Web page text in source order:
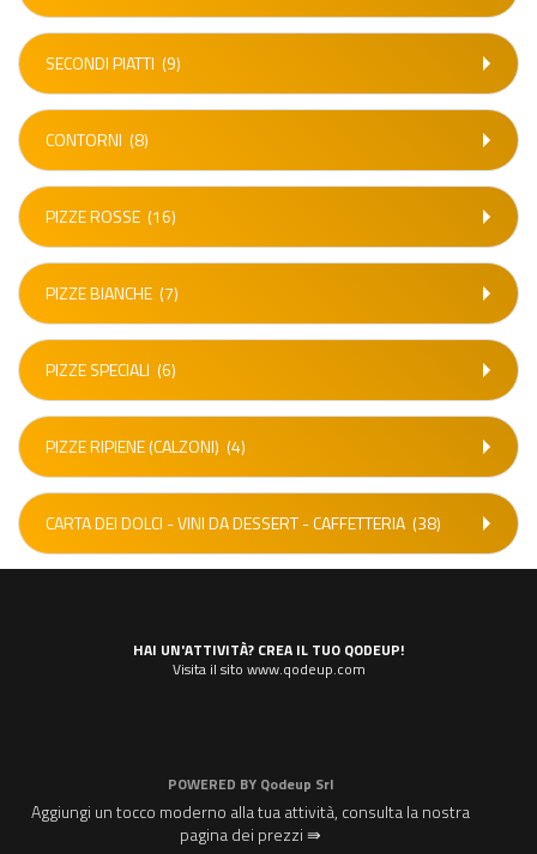
SECONDI PIATTI (9)
CONTORNI (8)
PIZZE ROSSE (16)
PIZZE BIANCHE (7)
PIZZE SPECIALI (6)
PIZZE RIPIENE (CALZONI) (4)
CARTA DEI DOLCI - VINI DA DESSERT - CAFFETTERIA (38)
HAI UN'ATTIVITÀ? CREA IL TUO QODEUP!
Visita il sito www.qodeup.com
POWERED BY Qodeup Srl
Aggiungi un tocco moderno alla tua attività, consulta la nostra
pagina dei prezzi ⇛